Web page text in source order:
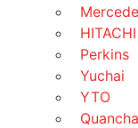
HITACHI
Perkins
Yuchai
YTO